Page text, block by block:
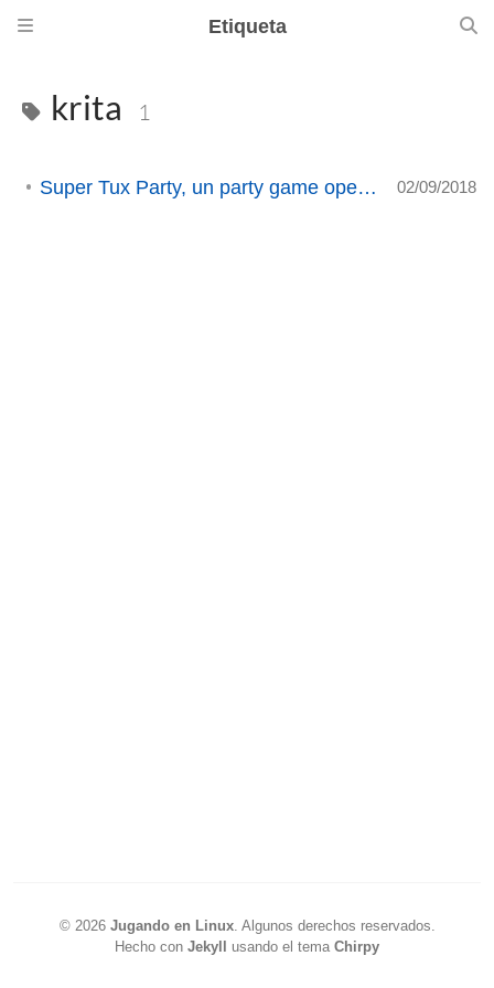
Etiqueta
krita 1
Super Tux Party, un party game open source 02/09/2018
© 2026 Jugando en Linux. Algunos derechos reservados.
Hecho con Jekyll usando el tema Chirpy